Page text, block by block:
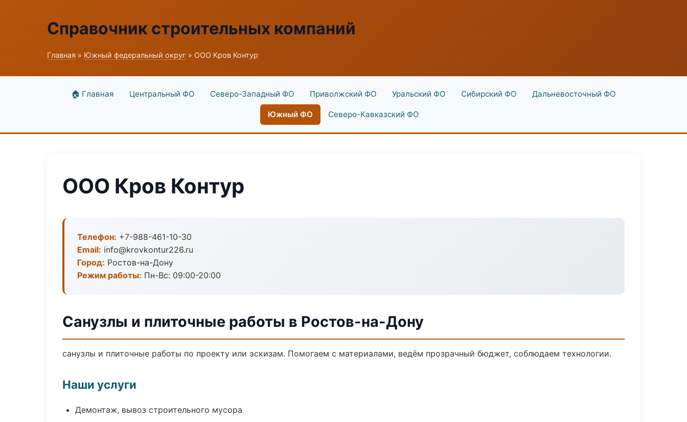
Справочник строительных компаний
Главная » Южный федеральный округ » ООО Кров Контур
🏠 Главная Центральный ФО Северо-Западный ФО Приволжский ФО Уральский ФО Сибирский ФО Дальневосточный ФО
Южный ФО Северо-Кавказский ФО
ООО Кров Контур
Телефон: +7-988-461-10-30
Email: info@krovkontur226.ru
Город: Ростов-на-Дону
Режим работы: Пн-Вс: 09:00-20:00
Санузлы и плиточные работы в Ростов-на-Дону
санузлы и плиточные работы по проекту или эскизам. Помогаем с материалами, ведём прозрачный бюджет, соблюдаем технологии.
Наши услуги
Демонтаж, вывоз строительного мусора